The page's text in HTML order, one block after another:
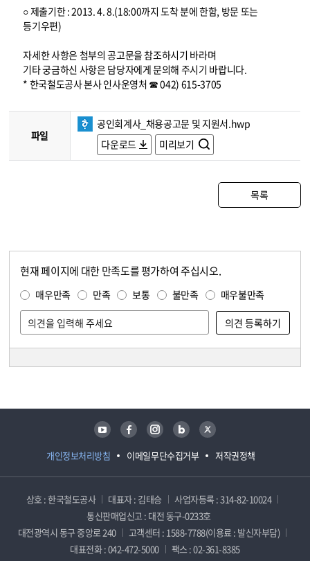
○ 제출기한 : 2013. 4. 8.(18:00까지 도착 분에 한함, 방문 또는
등기우편)
자세한 사항은 첨부의 공고문을 참조하시기 바라며
기타 궁금하신 사항은 담당자에게 문의해 주시기 바랍니다.
* 한국철도공사 본사 인사운영처 ☎ 042) 615-3705
파일
공인회계사_채용공고문 및 지원서.hwp
다운로드
미리보기
목록
현재 페이지에 대한 만족도를 평가하여 주십시오.
매우만족 만족 보통 불만족 매우불만족
개인정보처리방침 이메일무단수집거부 저작권정책
유튜브 페이스북 인스타그램 블로그 트위터
상호 : 한국철도공사 대표자 : 김태승
사업자등록 : 314-82-10024
통신판매업신고 : 대전 동구-0233호
대전광역시 동구 중앙로 240
고객센터 : 1588-7788(이용료 : 발신자부담)
대표전화 : 042-472-5000
팩스 : 02-361-8385